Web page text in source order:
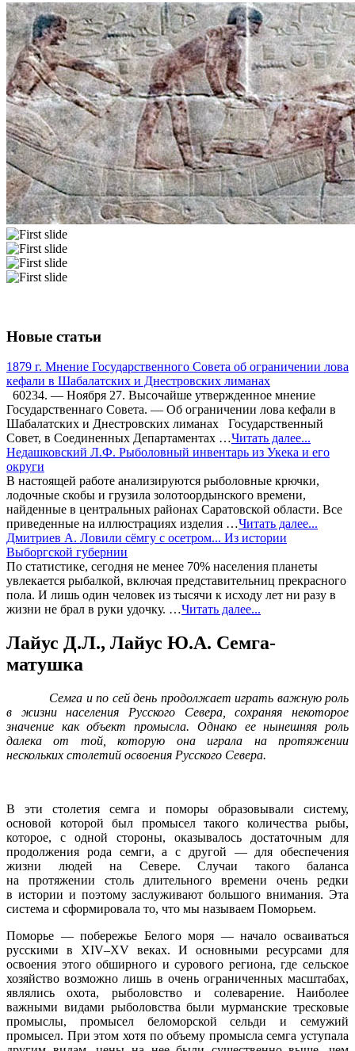
Новые статьи
1879 г. Мнение Государственного Совета об ограничении лова
кефали в Шабалатских и Днестровских лиманах
60234. — Ноября 27. Высочайше утвержденное мнение
Государственнаго Совета. — Об ограничении лова кефали в
Шабалатских и Днестровских лиманах Государственный
Совет, в Соединенных Департаментах …Читать далее...
Недашковский Л.Ф. Рыболовный инвентарь из Укека и его
округи
В настоящей работе анализируются рыболовные крючки,
лодочные скобы и грузила золотоордынского времени,
найденные в центральных районах Саратовской области. Все
приведенные на иллюстрациях изделия …Читать далее...
Дмитриев А. Ловили сёмгу с осетром... Из истории
Выборгской губернии
По статистике, сегодня не менее 70% населения планеты
увлекается рыбалкой, включая представительниц прекрасного
пола. И лишь один человек из тысячи к исходу лет ни разу в
жизни не брал в руки удочку. …Читать далее...
Лайус Д.Л., Лайус Ю.А. Семга-
матушка
Семга и по сей день продолжает играть важную роль
в жизни населения Русского Севера, сохраняя некоторое
значение как объект промысла. Однако ее нынешняя роль
далека от той, которую она играла на протяжении
нескольких столетий освоения Русского Севера.
В эти столетия семга и поморы образовывали систему,
основой которой был промысел такого количества рыбы,
которое, с одной стороны, оказывалось достаточным для
продолжения рода семги, а с другой — для обеспечения
жизни людей на Севере. Случаи такого баланса
на протяжении столь длительного времени очень редки
в истории и поэтому заслуживают большого внимания. Эта
система и сформировала то, что мы называем Поморьем.
Поморье — побережье Белого моря — начало осваиваться
русскими в XIV–XV веках. И основными ресурсами для
освоения этого обширного и сурового региона, где сельское
хозяйство возможно лишь в очень ограниченных масштабах,
являлись охота, рыболовство и солеварение. Наиболее
важными видами рыболовства были мурманские тресковые
промыслы, промысел беломорской сельди и семужий
промысел. При этом хотя по объему промысла семга уступала